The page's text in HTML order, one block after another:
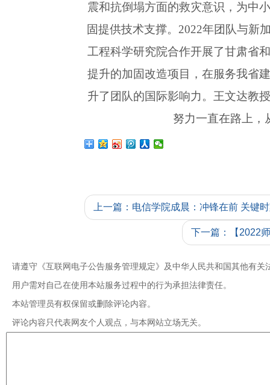
震和抗倒塌方面的救灾意识，为中
固提供技术支撑。2022年团队与新
工程科学研究院合作开展了甘肃省
提升的加固改造项目，在服务我省
升了团队的国际影响力。王文达教
努力一直在路上
上一篇：电信学院成晨：冲锋在前 关键
下一篇：【2022
请遵守《互联网电子公告服务管理规定》及中华人民共和国其他有关
用户需对自己在使用本站服务过程中的行为承担法律责任。
本站管理员有权保留或删除评论内容。
评论内容只代表网友个人观点，与本网站立场无关。